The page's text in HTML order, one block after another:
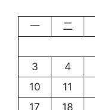
一
二
3
4
10
11
17
18